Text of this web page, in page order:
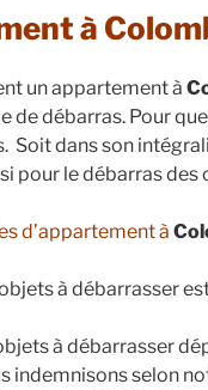
à
un appartement à
de débarras. Pour
Soit dans son
pour le débarras des
d’appartement à
à débarrasser
à débarrasser
indemnisons selon